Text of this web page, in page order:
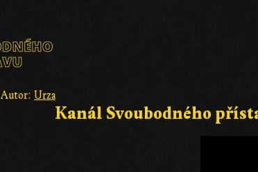
Autor: Urza
Kanál Svoubodného